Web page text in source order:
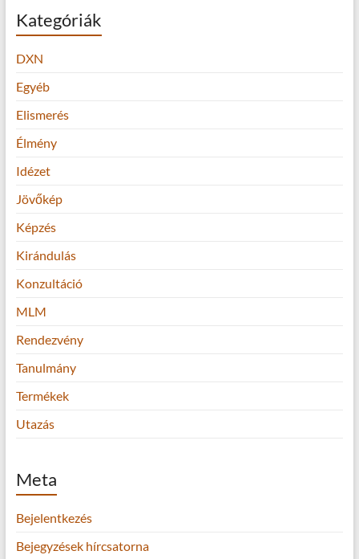
Kategóriák
DXN
Egyéb
Elismerés
Élmény
Idézet
Jövőkép
Képzés
Kirándulás
Konzultáció
MLM
Rendezvény
Tanulmány
Termékek
Utazás
Meta
Bejelentkezés
Bejegyzések hírcsatorna